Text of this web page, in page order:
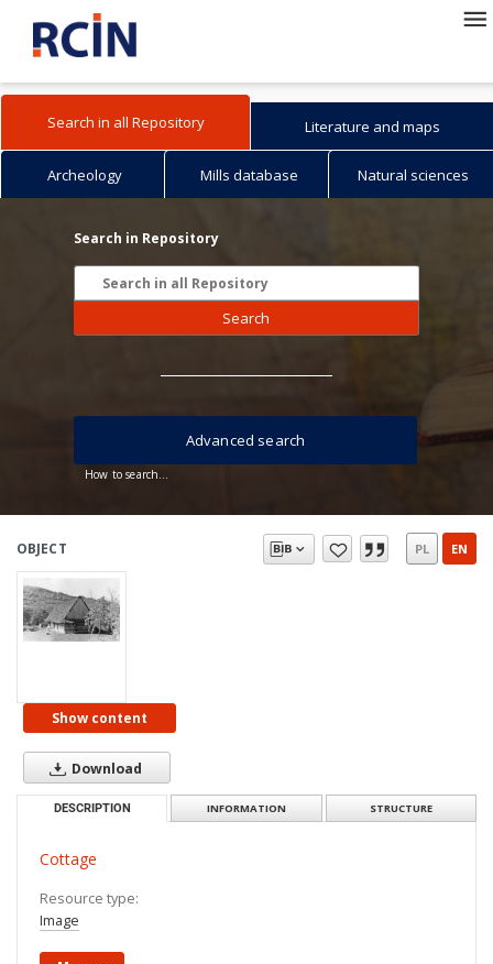
Search in all Repository Literature and maps
Archeology Mills database Natural sciences
Search in Repository
Search
How to search...
Advanced search
OBJECT PL EN
Show content
Download
DESCRIPTION INFORMATION STRUCTURE
Cottage
Resource type:
Image